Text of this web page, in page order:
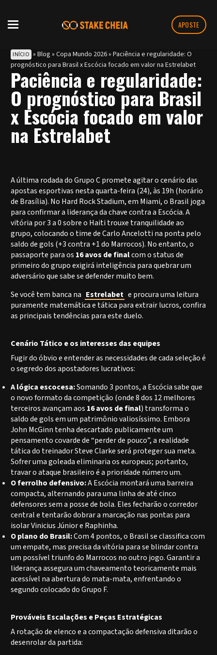
APOSTE
INÍCIO » Blog » Copa Mundo 2026» Paciência e regularidade: O
prognóstico para Brasil x Escócia focado em valor na Estrelabet
Paciência e regularidade:
O prognóstico para Brasil
x Escócia focado em valor
na Estrelabet
A última rodada do Grupo C promete agitar o cenário das
apostas esportivas nesta quarta-feira (24), às 19h (horário
de Brasília). No Hard Rock Stadium, em Miami, o Brasil joga
para confirmar a liderança da chave contra a Escócia. A
vitória por 3 a 0 sobre o Haiti trouxe tranquilidade ao
grupo, colocando o time de Carlo Ancelotti na ponta pelo
saldo de gols (+3 contra +1 do Marrocos). No entanto, o
passaporte para os 16 avos de finalcom o status de
primeiro do grupo exigirá inteligência para quebrar um
adversário que sabe se defender muito bem.
Se você tem banca na Estrelabet e procura uma leitura
puramente matemática e tática para extrair lucros, confira
as principais tendências para este duelo.
Cenário Tático e os interesses das equipes
Fugir do óbvio e entender as necessidades de cada seleção é
o segredo dos apostadores lucrativos:
A lógica escocesa:Somando 3 pontos, a Escócia sabe que
o novo formato da competição (onde 8 dos 12 melhores
terceiros avançam aos 16 avos de final) transforma o
saldo de gols em um patrimônio valiosíssimo. Embora
John McGinn tenha descartado publicamente um
pensamento covarde de “perder de pouco”, a realidade
tática do treinador Steve Clarke será proteger sua meta.
Sofrer uma goleada eliminaria os europeus; portanto,
travar o ataque brasileiro é a prioridade número um.
O ferrolho defensivo:A Escócia montará uma barreira
compacta, alternando para uma linha de até cinco
defensores sem a posse de bola. Eles fecharão o corredor
central e tentarão dobrar a marcação nas pontas para
isolar Vinicius Júnior e Raphinha.
O plano do Brasil:Com 4 pontos, o Brasilse classifica com
um empate, mas precisa da vitória para se blindar contra
um possível triunfo do Marrocos no outro jogo. Garantir a
liderança assegura um chaveamento teoricamente mais
acessível na abertura do mata-mata, enfrentando o
segundo colocado do Grupo F.
Prováveis Escalações e Peças Estratégicas
A rotação de elenco e a compactação defensiva ditarão o
desenrolar da partida: